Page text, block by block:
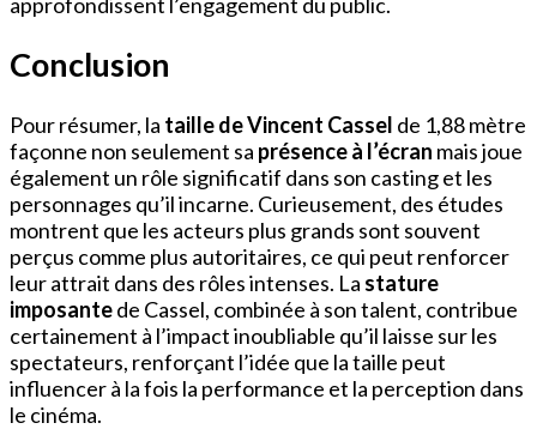
Conclusion
Pour résumer, la taille de Vincent Cassel de 1,88 mètre
façonne non seulement sa présence à l’écran mais joue
également un rôle significatif dans son casting et les
personnages qu’il incarne. Curieusement, des études
montrent que les acteurs plus grands sont souvent
perçus comme plus autoritaires, ce qui peut renforcer
leur attrait dans des rôles intenses. La stature
imposantede Cassel, combinée à son talent, contribue
certainement à l’impact inoubliable qu’il laisse sur les
spectateurs, renforçant l’idée que la taille peut
influencer à la fois la performance et la perception dans
le cinéma.